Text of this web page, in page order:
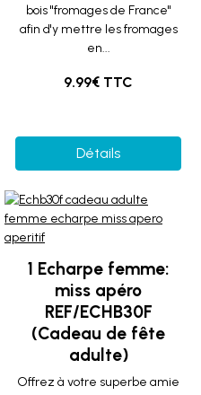
bois "fromages de France"
afin d'y mettre les fromages
en...
9.99€ TTC
Détails
1 Echarpe femme:
miss apéro
REF/ECHB30F
(Cadeau de fête
adulte)
Offrez à votre superbe amie